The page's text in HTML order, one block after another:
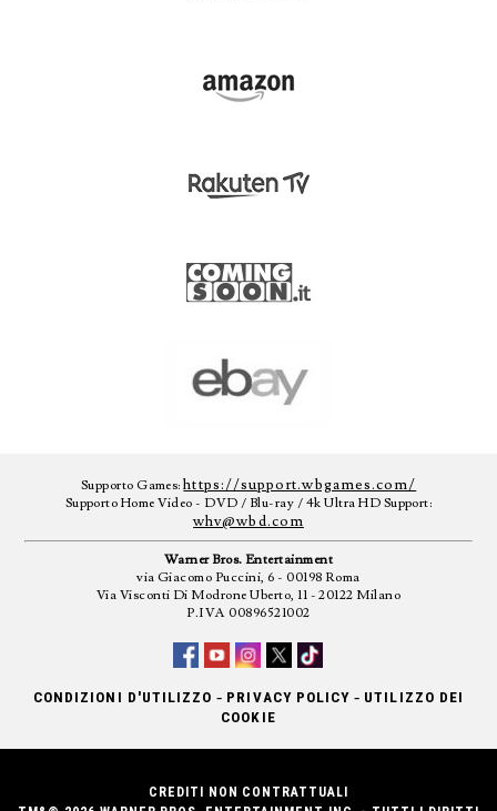
Supporto Games:https://support.wbgames.com/
Supporto Home Video - DVD / Blu-ray / 4k Ultra HD Support:
whv@wbd.com
Warner Bros. Entertainment
via Giacomo Puccini, 6 - 00198 Roma
Via Visconti Di Modrone Uberto, 11 - 20122 Milano
P.IVA 00896521002
CONDIZIONI D'UTILIZZO - PRIVACY POLICY - UTILIZZO DEI
COOKIE
CREDITI NON CONTRATTUALI